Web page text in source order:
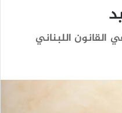
اللبناني